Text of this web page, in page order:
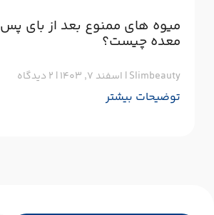
میوه های ممنوع بعد از بای پس
معده چیست؟
Slimbeauty اسفند ۷, ۱۴۰۳
توضیحات بیشتر